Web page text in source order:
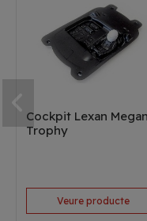
Cockpit Lexan
Trophy
Veure producte